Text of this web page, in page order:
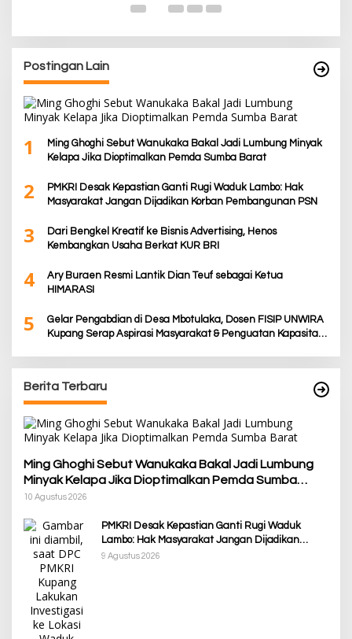
Postingan Lain
1
Ming Ghoghi Sebut Wanukaka Bakal Jadi Lumbung Minyak
Kelapa Jika Dioptimalkan Pemda Sumba Barat
2
PMKRI Desak Kepastian Ganti Rugi Waduk Lambo: Hak
Masyarakat Jangan Dijadikan Korban Pembangunan PSN
3
Dari Bengkel Kreatif ke Bisnis Advertising, Henos
Kembangkan Usaha Berkat KUR BRI
4
Ary Buraen Resmi Lantik Dian Teuf sebagai Ketua
HIMARASI
5
Gelar Pengabdian di Desa Mbotulaka, Dosen FISIP UNWIRA
Kupang Serap Aspirasi Masyarakat & Penguatan Kapasitas
Berita Terbaru
Ming Ghoghi Sebut Wanukaka Bakal Jadi Lumbung
Minyak Kelapa Jika Dioptimalkan Pemda Sumba
Barat
10 Agustus 2026
PMKRI Desak Kepastian Ganti Rugi Waduk
Lambo: Hak Masyarakat Jangan Dijadikan
Korban Pembangunan PSN
9 Agustus 2026